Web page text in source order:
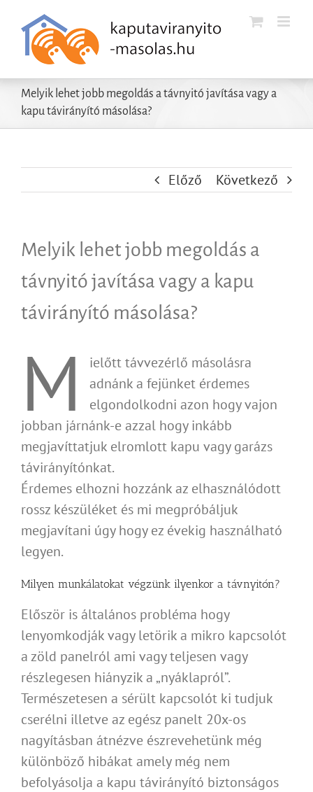
Kihagyás
Melyik lehet jobb megoldás a távnyitó javítása vagy a
kapu távirányító másolása?
Előző Következő
Melyik lehet jobb megoldás a
távnyitó javítása vagy a kapu
távirányító másolása?
M
ielőtt távvezérlő másolásra
adnánk a fejünket érdemes
elgondolkodni azon hogy vajon
jobban járnánk-e azzal hogy inkább
megjavíttatjuk elromlott kapu vagy garázs
távirányítónkat.
Érdemes elhozni hozzánk az elhasználódott
rossz készüléket és mi megpróbáljuk
megjavítani úgy hogy ez évekig használható
legyen.
Milyen munkálatokat végzünk ilyenkor a távnyitón?
Először is általános probléma hogy
lenyomkodják vagy letörik a mikro kapcsolót
a zöld panelról ami vagy teljesen vagy
részlegesen hiányzik a „nyáklapról”.
Természetesen a sérült kapcsolót ki tudjuk
cserélni illetve az egész panelt 20x-os
nagyításban átnézve észrevehetünk még
különböző hibákat amely még nem
befolyásolja a kapu távirányító biztonságos